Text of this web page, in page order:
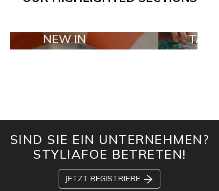
IN TAILOR
SIND SIE EIN UNTERNEHMEN?
STYLIAFOE BETRETEN!
JETZT REGISTRIERE